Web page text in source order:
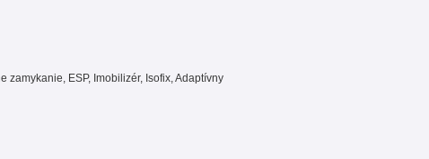
zamykanie, ESP, Imobilizér, Isofix, Adaptívny